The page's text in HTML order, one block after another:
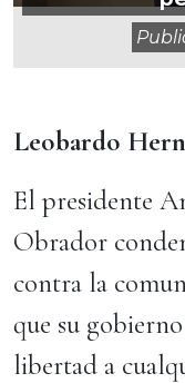
Leobardo
El presidente
Obrador
contra la
que su
libertad a